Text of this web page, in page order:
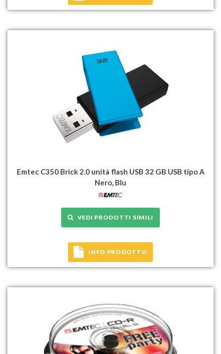
Emtec C350 Brick 2.0 unità flash USB 32 GB USB tipo A
Nero, Blu
VEDI PRODOTTI SIMILI
INFO PRODOTTO